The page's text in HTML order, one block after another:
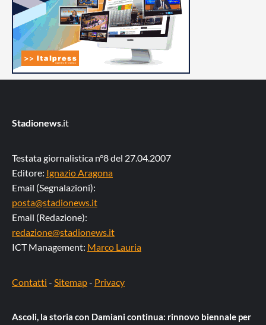
Stadionews.it
Testata giornalistica n°8 del 27.04.2007
Editore: Ignazio Aragona
Email (Segnalazioni):
posta@stadionews.it
Email (Redazione):
redazione@stadionews.it
ICT Management: Marco Lauria
Contatti - Sitemap- Privacy
Ascoli, la storia con Damiani continua: rinnovo biennale per